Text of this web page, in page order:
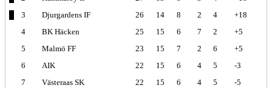
3
Djurgardens IF 26 14 8 2 4
+18
4
BK Häcken 25 15 6 7 2
+5
5
Malmö FF 23 15 7 2 6
+5
6
AIK 22 15 6 4 5
-3
7
Västeraas SK 22 15 6 4 5
-5